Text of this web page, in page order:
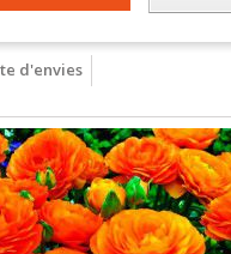
d'envies